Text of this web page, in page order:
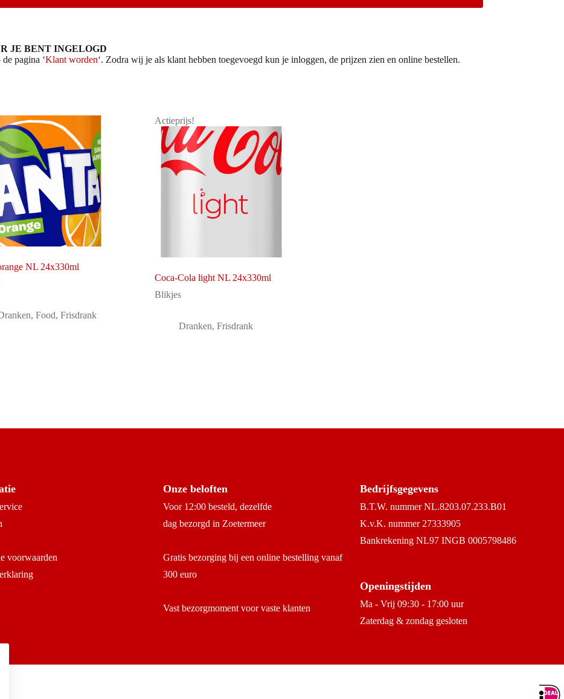
JE BENT INGELOGD
pagina ‘Klant worden‘. Zodra wij je als klant hebben toegevoegd kun je inloggen, de prijzen zien en online bestellen.
NL 24x330ml
, Food, Frisdrank
Actieprijs!
Coca-Cola light NL 24x330ml
Blikjes
Dranken, Frisdrank
voorwaarden
Onze beloften
Voor 12:00 besteld, dezelfde
dag bezorgd in Zoetermeer
Gratis bezorging bij een online bestelling vanaf
300 euro
Vast bezorgmoment voor vaste klanten
Bedrijfsgegevens
B.T.W. nummer NL.8203.07.233.B01
K.v.K. nummer 27333905
Bankrekening NL97 INGB 0005798486
Openingstijden
Ma - Vrij 09:30 - 17:00 uur
Zaterdag & zondag gesloten